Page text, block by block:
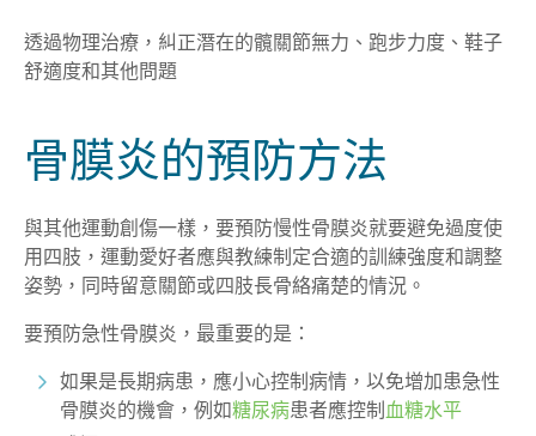
透過物理治療，糾正潛在的髖關節無力、跑步力度、鞋子
舒適度和其他問題
骨膜炎的預防方法
與其他運動創傷一樣，要預防慢性骨膜炎就要避免過度使
用四肢，運動愛好者應與教練制定合適的訓練強度和調整
姿勢，同時留意關節或四肢長骨絡痛楚的情況。
要預防急性骨膜炎，最重要的是：
如果是長期病患，應小心控制病情，以免增加患急性
骨膜炎的機會，例如 糖尿病患者應控制 血糖水平